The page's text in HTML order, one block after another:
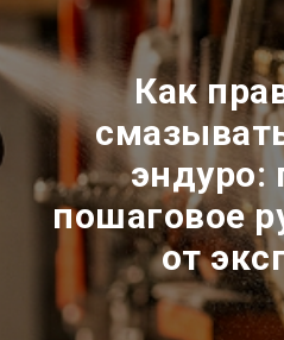
Как
эндуро:
пошаговое
от